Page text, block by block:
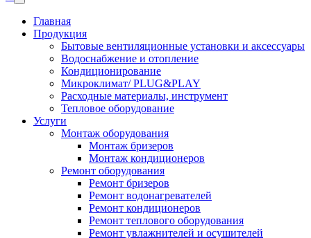
Главная
Продукция
Бытовые вентиляционные установки и аксессуары
Водоснабжение и отопление
Кондиционирование
Микроклимат/ PLUG&PLAY
Расходные материалы, инструмент
Тепловое оборудование
Услуги
Монтаж оборудования
Монтаж бризеров
Монтаж кондиционеров
Ремонт оборудования
Ремонт бризеров
Ремонт водонагревателей
Ремонт кондиционеров
Ремонт теплового оборудования
Ремонт увлажнителей и осушителей